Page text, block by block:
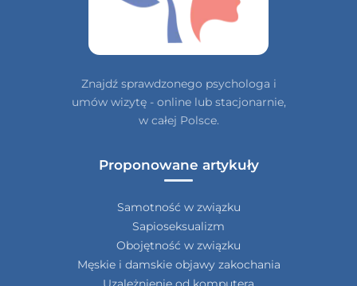
Znajdź sprawdzonego psychologa i
umów wizytę - online lub stacjonarnie,
w całej Polsce.
Proponowane artykuły
Samotność w związku
Sapioseksualizm
Obojętność w związku
Męskie i damskie objawy zakochania